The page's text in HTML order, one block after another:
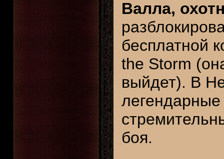
Валла,
бесплатной
the Storm
выйдет). В
легендарные
боя.